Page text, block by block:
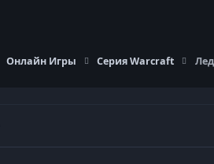
Онлайн Игры Серия Warcraft